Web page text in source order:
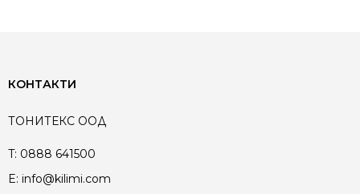
КОНТАКТИ
ТОНИТЕКС ООД
T: 0888 641500
E: info@kilimi.com